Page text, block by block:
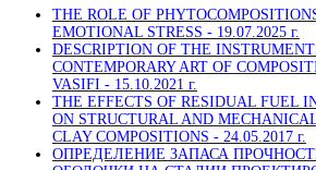
THE ROLE OF
EMOTIONAL STRESS - 19.07.2025 г.
DESCRIPTION OF THE
CONTEMPORARY ART OF
VASIFI - 15.10.2021 г.
THE EFFECTS OF RESIDUAL FUEL
ON STRUCTURAL AND
CLAY COMPOSITIONS - 24.05.2017 г.
ОПРЕДЕЛЕНИЕ ЗАПАСА